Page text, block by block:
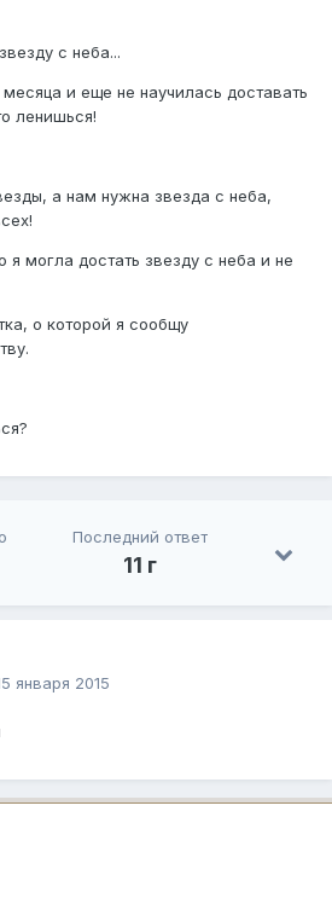
с неба...
и еще не научилась доставать
ленишься!
а нам нужна звезда с неба,
я могла достать звезду с неба и не
о которой я сообщу
Последний ответ
11 г
января 2015